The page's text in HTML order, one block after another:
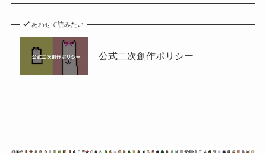
あわせて読みたい
公式二次創作ポリシー